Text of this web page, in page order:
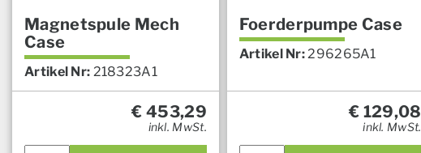
Magnetspule Mech
Case
Artikel Nr: 218323A1
€ 453,29
inkl. MwSt.
Foerderpumpe Case
Artikel Nr: 296265A1
€ 129,08
inkl. MwSt.